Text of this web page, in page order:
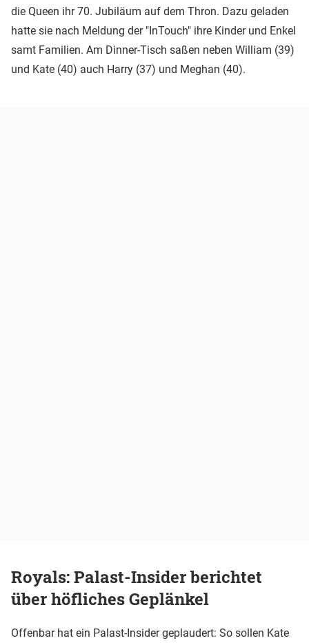
die Queen ihr 70. Jubiläum auf dem Thron. Dazu geladen
hatte sie nach Meldung der "InTouch" ihre Kinder und Enkel
samt Familien. Am Dinner-Tisch saßen neben William (39)
und Kate (40) auch Harry (37) und Meghan (40).
Royals: Palast-Insider berichtet
über höfliches Geplänkel
Offenbar hat ein Palast-Insider geplaudert: So sollen Kate